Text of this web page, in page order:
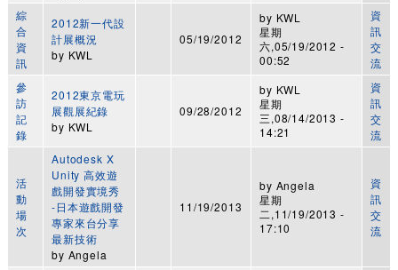
綜
合
資
訊
2012新一代設
計展概況
by KWL
05/19/2012
by KWL
星期
六,05/19/2012 -
00:52
資
訊
交
流
參
訪
記
錄
2012東京電玩
展觀展紀錄
by KWL
09/28/2012
by KWL
星期
三,08/14/2013 -
14:21
資
訊
交
流
活
動
場
次
Autodesk X
Unity 高效遊
戲開發實境秀
-日本遊戲開發
專家來台分享
最新技術
by Angela
11/19/2013
by Angela
星期
二,11/19/2013 -
17:10
資
訊
交
流